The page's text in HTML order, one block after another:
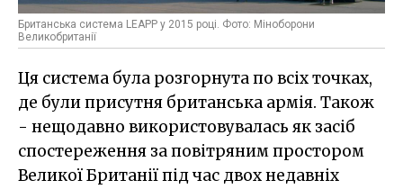
Британська система LEAPP у 2015 році. Фото: Міноборони
Великобританії
Ця система була розгорнута по всіх точках,
де були присутня британська армія. Також
- нещодавно використовувалась як засіб
спостереження за повітряним простором
Великої Британії під час двох недавніх